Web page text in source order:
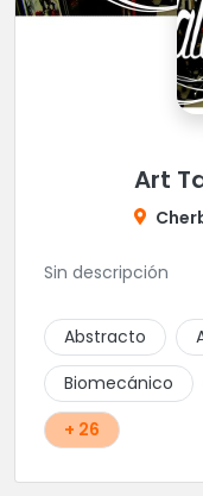
Art
Sin descripción
Abstracto
Biomecánico
+ 26